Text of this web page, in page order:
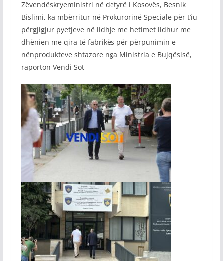
Zëvendëskryeministri në detyrë i Kosovës, Besnik
Bislimi, ka mbërritur në Prokurorinë Speciale për t’iu
përgjigjur pyetjeve në lidhje me hetimet lidhur me
dhënien me qira të fabrikës për përpunimin e
nënprodukteve shtazore nga Ministria e Bujqësisë,
raporton Vendi Sot